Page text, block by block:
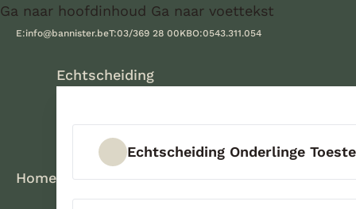
Ga naar hoofdinhoud Ga naar voettekst
E:info@bannister.beT:03/369 28 00KBO:0543.311.054
Home
Echtscheiding
Echtscheiding Onderlinge